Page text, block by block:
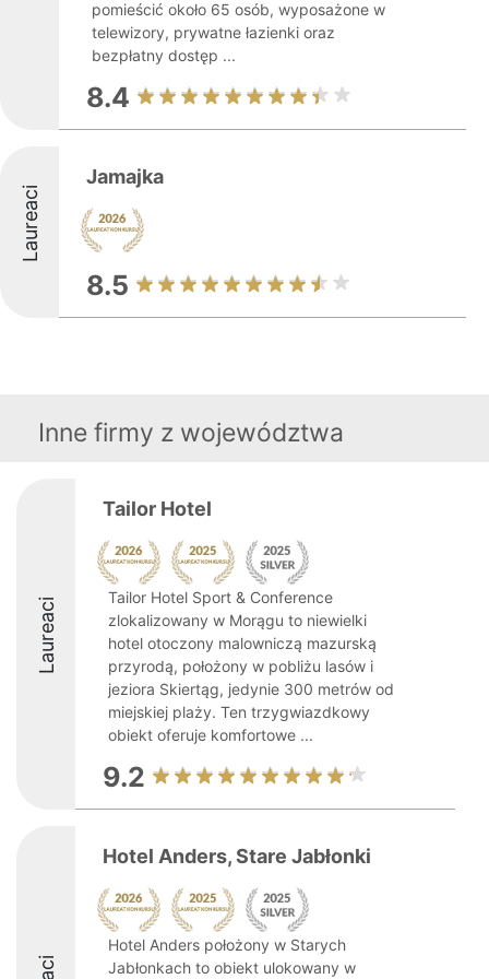
pomieścić około 65 osób, wyposażone w
telewizory, prywatne łazienki oraz
bezpłatny dostęp ...
8.4
Laureaci
Jamajka
8.5
Inne firmy z województwa
Laureaci
Tailor Hotel
Tailor Hotel Sport & Conference
zlokalizowany w Morągu to niewielki
hotel otoczony malowniczą mazurską
przyrodą, położony w pobliżu lasów i
jeziora Skiertąg, jedynie 300 metrów od
miejskiej plaży. Ten trzygwiazdkowy
obiekt oferuje komfortowe ...
9.2
Hotel Anders, Stare Jabłonki
Hotel Anders położony w Starych
Jabłonkach to obiekt ulokowany w